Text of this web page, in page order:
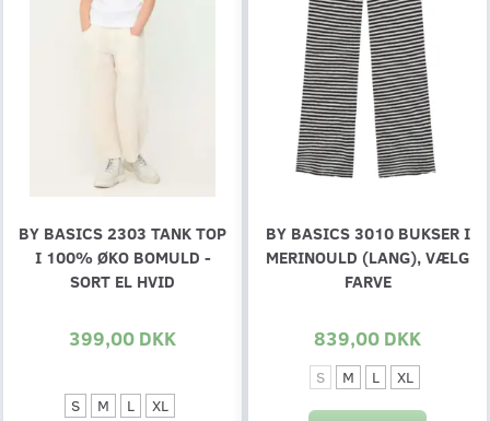
BY BASICS 2303 TANK TOP
I 100% ØKO BOMULD -
SORT EL HVID
399,00 DKK
S M L XL
BY BASICS 3010 BUKSER I
MERINOULD (LANG), VÆLG
FARVE
839,00 DKK
S M L XL